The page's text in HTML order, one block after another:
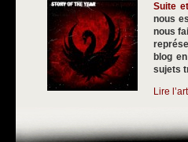
Suite
nous
nous
blog
sujets
Lire